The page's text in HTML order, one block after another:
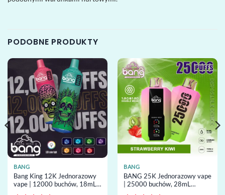
PODOBNE PRODUKTY
BANG
Bang King 12K Jednorazowy
vape | 12000 buchów, 18mL
BANG
BANG 25K Jednorazowy vape
| 25000 buchów, 28mL